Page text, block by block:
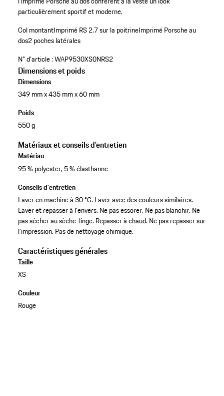
particulièrement sportif et moderne.
Col montantImprimé RS 2.7 sur la poitrineImprimé Porsche au
dos2 poches latérales
N° d'article :WAP9530XS0NRS2
Dimensions et poids
Dimensions
349 mm x 435 mm x 60 mm
Poids
550 g
Matériaux et conseils d'entretien
Matériau
95 % polyester, 5 % élasthanne
Conseils d'entretien
Laver en machine à 30 °C. Laver avec des couleurs similaires.
Laver et repasser à l'envers. Ne pas essorer. Ne pas blanchir. Ne
pas sécher au sèche-linge. Repasser à chaud. Ne pas repasser sur
l'impression. Pas de nettoyage chimique.
Caractéristiques générales
Taille
XS
Couleur
Rouge